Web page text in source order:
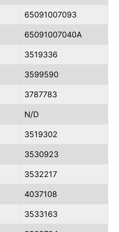
65091007093
65091007040A
3519336
3599590
3787783
N/D
3519302
3530923
3532217
4037108
3533163